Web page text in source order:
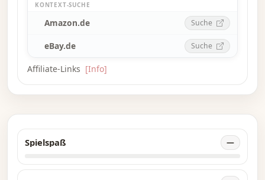
KONTEXT-SUCHE
Amazon.de Suche
eBay.de Suche
Affiliate-Links [Info]
Spielspaß —